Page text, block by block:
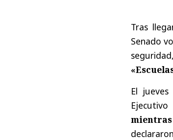
Tras
Senado
El